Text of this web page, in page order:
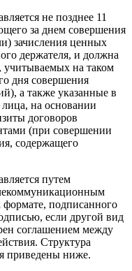
не позднее 11
за днем совершения
зачисления ценных
держателя, и должна
учитываемых на таком
дня совершения
а также указанные в
на основании
договоров
(при совершении
содержащего
путем
формате, подписанного
если другой вид
соглашением между
Структура
приведены ниже.